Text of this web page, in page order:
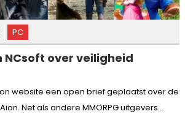
PC
NCsoft over veiligheid
website een open brief geplaatst over de
Net als andere MMORPG uitgevers...